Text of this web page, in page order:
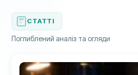
СТАТТІ
Поглиблений аналіз та огляди